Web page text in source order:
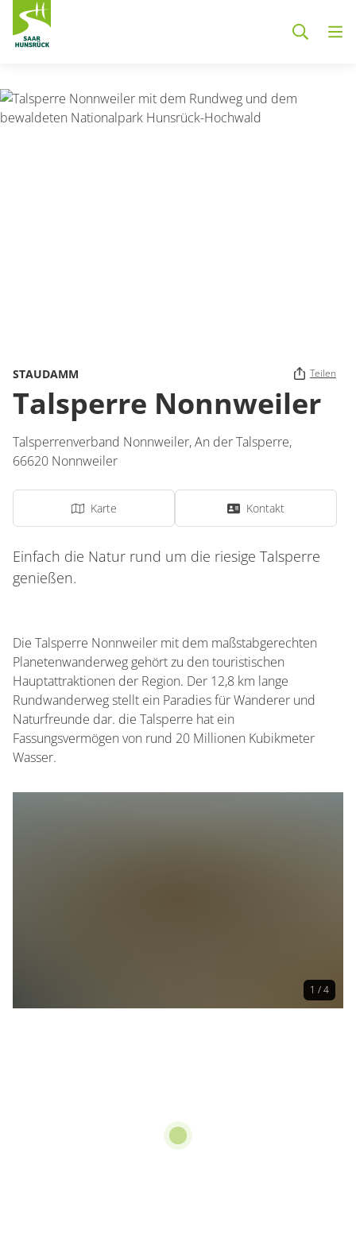
STAUDAMM Teilen
Talsperre Nonnweiler
Talsperrenverband Nonnweiler,An der Talsperre,
66620 Nonnweiler
Karte Kontakt
Einfach die Natur rund um die riesige Talsperre
genießen.
Die Talsperre Nonnweiler mit dem maßstabgerechten
Planetenwanderweg gehört zu den touristischen
Hauptattraktionen der Region. Der 12,8 km lange
Rundwanderweg stellt ein Paradies für Wanderer und
Naturfreunde dar. die Talsperre hat ein
Fassungsvermögen von rund 20 Millionen Kubikmeter
Wasser.
1 / 4